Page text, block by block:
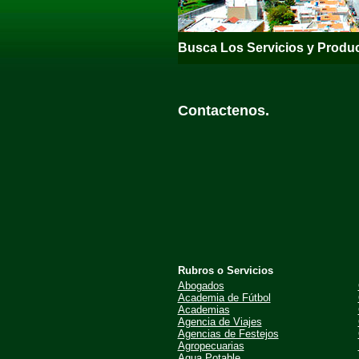
Busca Los Servicios y
Contactenos.
Rubros o Servicios
Abogados
Academia de Fútbol
Academias
Agencia de Viajes
Agencias de Festejos
Agropecuarias